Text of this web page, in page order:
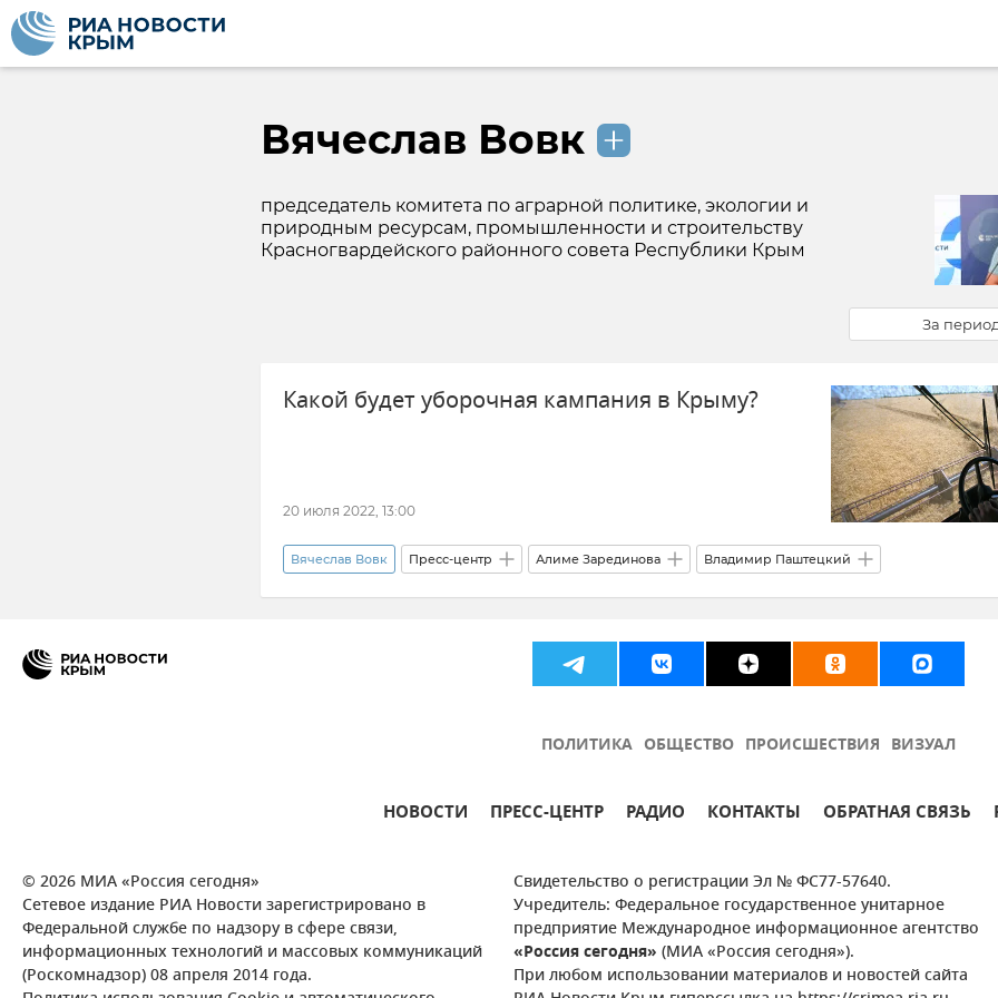
Вячеслав Вовк
председатель комитета по аграрной политике, экологии и
природным ресурсам, промышленности и строительству
Красногвардейского районного совета Республики Крым
За
Какой будет уборочная кампания в Крыму?
20 июля 2022, 13:00
Вячеслав Вовк Пресс-центр Алиме Зарединова Владимир Паштецкий
ПОЛИТИКА ОБЩЕСТВО ПРОИСШЕСТВИЯ ВИЗУАЛ
НОВОСТИ ПРЕСС-ЦЕНТР РАДИО КОНТАКТЫ ОБРАТНАЯ СВЯЗЬ
© 2026 МИА «Россия сегодня»
Сетевое издание РИА Новости зарегистрировано в
Федеральной службе по надзору в сфере связи,
информационных технологий и массовых коммуникаций
(Роскомнадзор) 08 апреля 2014 года.
Свидетельство о регистрации Эл № ФС77-57640.
Учредитель: Федеральное государственное унитарное
предприятие Международное информационное агентство
«Россия сегодня» (МИА «Россия сегодня»).
При любом использовании материалов и новостей сайта